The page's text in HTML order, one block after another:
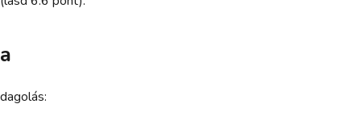
a
dagolás: